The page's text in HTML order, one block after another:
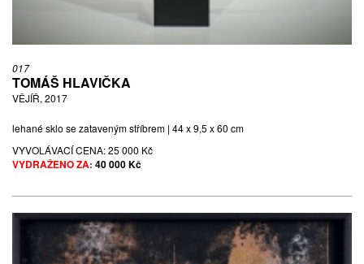
017
TOMÁŠ HLAVIČKA
VĚJÍŘ, 2017
lehané sklo se zataveným stříbrem | 44 x 9,5 x 60 cm
VYVOLÁVACÍ CENA:25 000 Kč
VYDRAŽENO ZA: 40 000 Kč